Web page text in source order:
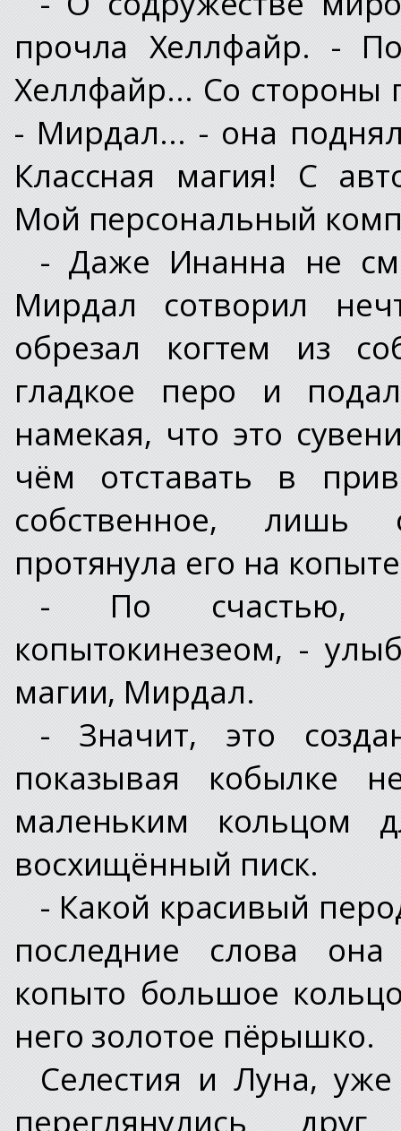
прочла Хеллфайр. -
Хеллфайр... Со стороны
- Мирдал... - она
Классная магия! С
Мой персональный
- Даже Инанна не
Мирдал сотворил
обрезал когтем из
гладкое перо и
намекая, что это
чём отставать в
собственное, лишь
протянула его на
- По счастью,
копытокинезеом, -
магии, Мирдал.
- Значит, это
показывая кобылке
маленьким кольцом
восхищённый писк.
- Какой красивый
последние слова
копыто большое
него золотое пёрышко.
Селестия и Луна,
переглянулись